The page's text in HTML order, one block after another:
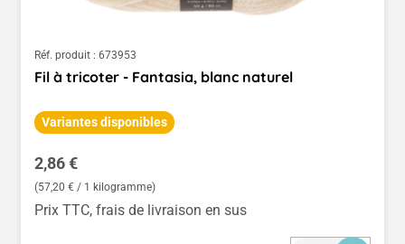
Réf. produit : 673953
Fil à tricoter - Fantasia, blanc naturel
Variantes disponibles
Prix régulier :
2,86 €
(57,20 € / 1 kilogramme)
Prix TTC, frais de livraison en sus